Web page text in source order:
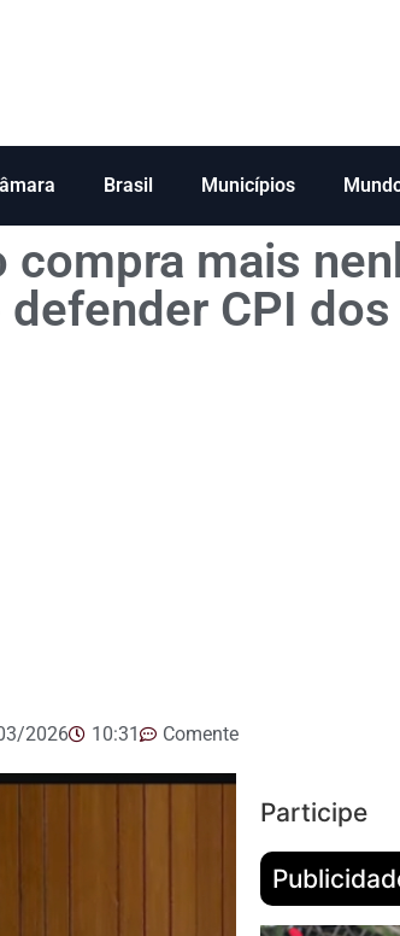
Brasil Municípios
compra mais
defender CPI
2026 10:31 Comente
Participe